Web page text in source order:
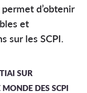
d’obtenir
et
sur les SCPI.
SUR
MONDE DES SCPI